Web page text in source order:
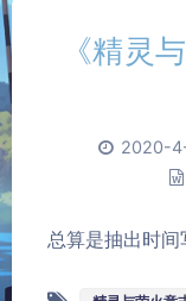
《精灵
2020-
总算是抽出时间